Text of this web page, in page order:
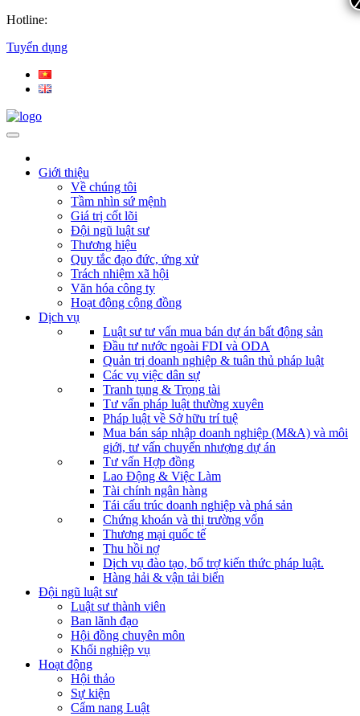
Hotline:
Tuyển dụng
Giới thiệu
Về chúng tôi
Tầm nhìn sứ mệnh
Giá trị cốt lõi
Đội ngũ luật sư
Thương hiệu
Quy tắc đạo đức, ứng xử
Trách nhiệm xã hội
Văn hóa công ty
Hoạt động cộng đồng
Dịch vụ
Luật sư tư vấn mua bán dự án bất động sản
Đầu tư nước ngoài FDI và ODA
Quản trị doanh nghiệp & tuân thủ pháp luật
Các vụ việc dân sự
Tranh tụng & Trọng tài
Tư vấn pháp luật thường xuyên
Pháp luật về Sở hữu trí tuệ
Mua bán sáp nhập doanh nghiệp (M&A) và môi
giới, tư vấn chuyển nhượng dự án
Tư vấn Hợp đồng
Lao Động & Việc Làm
Tài chính ngân hàng
Tái cấu trúc doanh nghiệp và phá sản
Chứng khoán và thị trường vốn
Thương mại quốc tế
Thu hồi nợ
Dịch vụ đào tạo, bổ trợ kiến thức pháp luật.
Hàng hải & vận tải biển
Đội ngũ luật sư
Luật sư thành viên
Ban lãnh đạo
Hội đồng chuyên môn
Khối nghiệp vụ
Hoạt động
Hội thảo
Sự kiện
Cẩm nang Luật